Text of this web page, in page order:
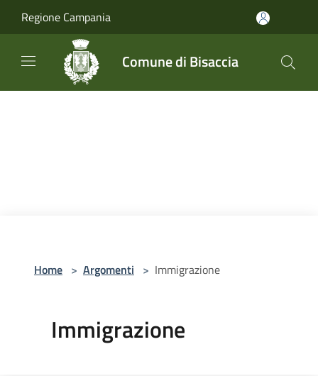
Regione Campania
Comune di Bisaccia
Home > Argomenti > Immigrazione
Immigrazione